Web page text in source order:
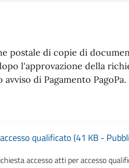
postale di copie di
l'approvazione della
di Pagamento PagoPa.
qualificato (41 KB -
accesso atti per accesso